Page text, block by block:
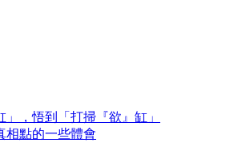
」，悟到「打掃『欲』缸」
相點的一些體會